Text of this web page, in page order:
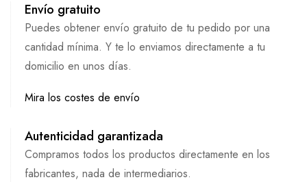
Envío gratuito
Puedes obtener envío gratuito de tu pedido por una
cantidad mínima. Y te lo enviamos directamente a tu
domicilio en unos días.
Mira los costes de envío
Autenticidad garantizada
Compramos todos los productos directamente en los
fabricantes, nada de intermediarios.